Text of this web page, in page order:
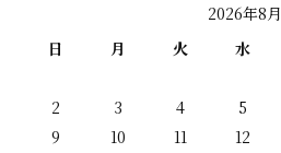
2026年8月
日
月 火 水
2
3 4 5
9
10 11 12